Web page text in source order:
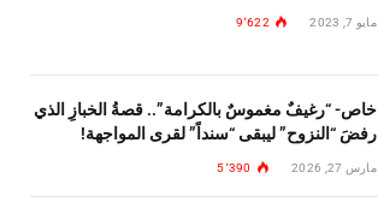
مايو 7, 2023 9٬622
خاص- “رغيفٌ مغموسٌ بالكرامة”.. قصةُ الخبازِ الذي
رفضَ “النزوح” ليبقى “سنداً” لقرى المواجهة!
مارس 27, 2026 5٬390